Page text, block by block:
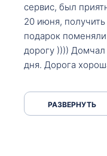
сервис, был
20 июня,
подарок
дорогу ))))
дня. Дорога
серпантинах по
РАЗВЕРНУТЬ